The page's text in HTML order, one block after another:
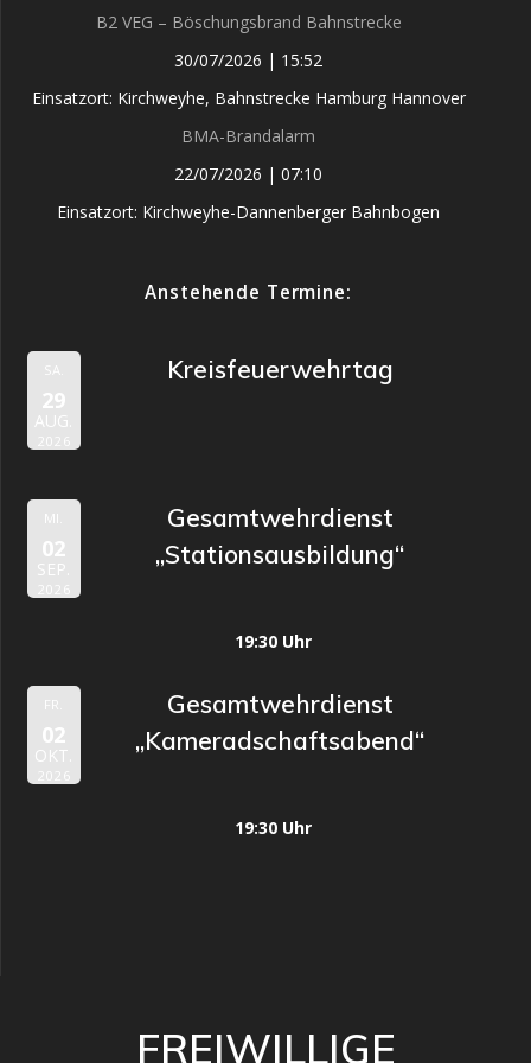
B2 VEG – Böschungsbrand Bahnstrecke
30/07/2026 | 15:52
Einsatzort: Kirchweyhe, Bahnstrecke Hamburg Hannover
BMA-Brandalarm
22/07/2026 | 07:10
Einsatzort: Kirchweyhe-Dannenberger Bahnbogen
Anstehende Termine:
SA.
29
AUG.
2026
Kreisfeuerwehrtag
MI.
02
SEP.
2026
Gesamtwehrdienst
„Stationsausbildung“
19:30 Uhr
FR.
02
OKT.
2026
Gesamtwehrdienst
„Kameradschaftsabend“
19:30 Uhr
FREIWILLIGE